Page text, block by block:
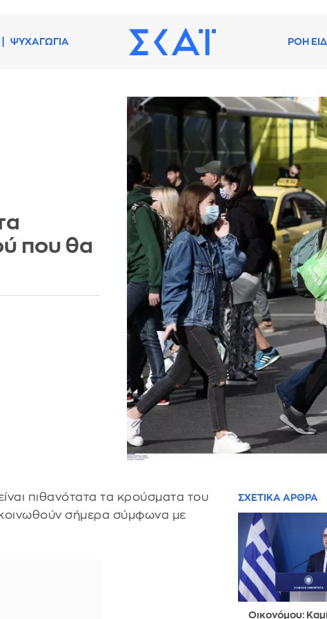
ΨΥΧΑΓΩΓΙΑ ΡΟΗ
που θα
πιθανότατα τα κρούσματα του
σήμερα σύμφωνα με
ΣΧΕΤΙΚΑ ΑΡΘΡΑ
Οικονόμου: